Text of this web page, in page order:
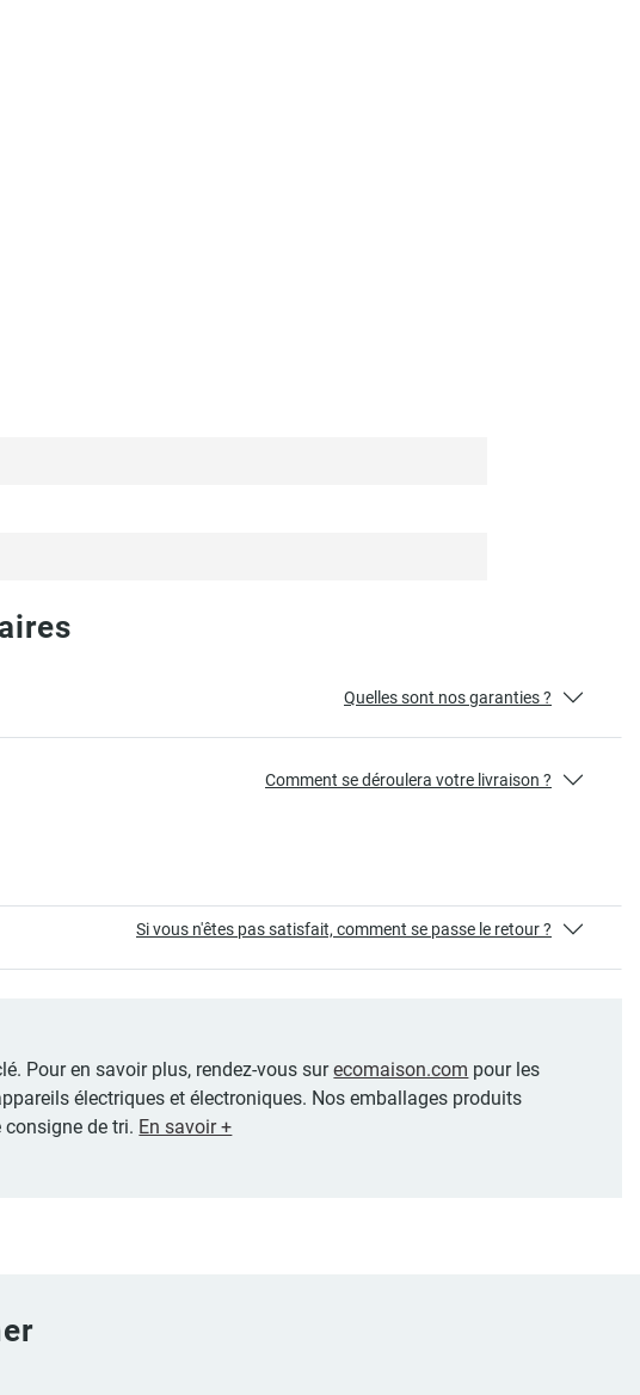
Quelles sont nos garanties ?
Comment se déroulera votre livraison ?
Si vous n'êtes pas satisfait, comment se passe le retour ?
Pour en savoir plus, rendez-vous surecomaison.com pour les
électriques et électroniques. Nos emballages produits
de tri. En savoir +